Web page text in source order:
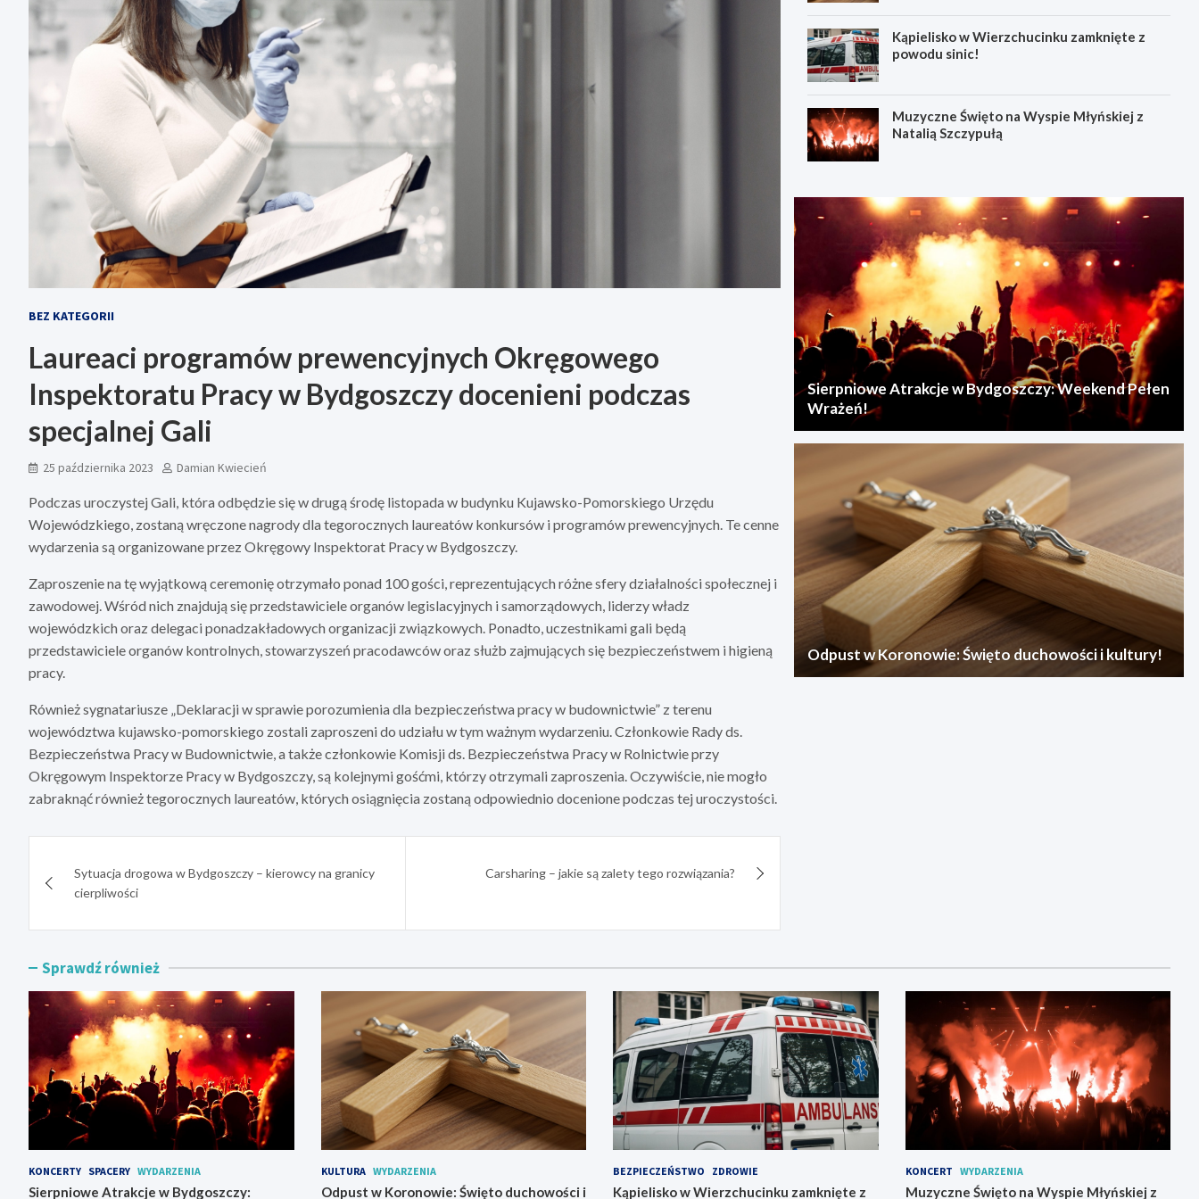
BEZ KATEGORII
Laureaci programów prewencyjnych Okręgowego
Inspektoratu Pracy w Bydgoszczy docenieni podczas
specjalnej Gali
25 października 2023 Damian Kwiecień
Podczas uroczystej Gali, która odbędzie się w drugą środę listopada w budynku Kujawsko-Pomorskiego Urzędu
Wojewódzkiego, zostaną wręczone nagrody dla tegorocznych laureatów konkursów i programów prewencyjnych. Te cenne
wydarzenia są organizowane przez Okręgowy Inspektorat Pracy w Bydgoszczy.
Zaproszenie na tę wyjątkową ceremonię otrzymało ponad 100 gości, reprezentujących różne sfery działalności społecznej i
zawodowej. Wśród nich znajdują się przedstawiciele organów legislacyjnych i samorządowych, liderzy władz
wojewódzkich oraz delegaci ponadzakładowych organizacji związkowych. Ponadto, uczestnikami gali będą
przedstawiciele organów kontrolnych, stowarzyszeń pracodawców oraz służb zajmujących się bezpieczeństwem i higieną
pracy.
Również sygnatariusze „Deklaracji w sprawie porozumienia dla bezpieczeństwa pracy w budownictwie” z terenu
województwa kujawsko-pomorskiego zostali zaproszeni do udziału w tym ważnym wydarzeniu. Członkowie Rady ds.
Bezpieczeństwa Pracy w Budownictwie, a także członkowie Komisji ds. Bezpieczeństwa Pracy w Rolnictwie przy
Okręgowym Inspektorze Pracy w Bydgoszczy, są kolejnymi gośćmi, którzy otrzymali zaproszenia. Oczywiście, nie mogło
zabraknąć również tegorocznych laureatów, których osiągnięcia zostaną odpowiednio docenione podczas tej uroczystości.
wpisuSytuacja drogowa w Bydgoszczy – kierowcy na granicy
cierpliwości
Carsharing – jakie są zalety tego rozwiązania?
Kąpielisko w Wierzchucinku zamknięte z
powodu sinic!
Muzyczne Święto na Wyspie Młyńskiej z
Natalią Szczypułą
Sierpniowe Atrakcje w Bydgoszczy: Weekend Pełen
Wrażeń!
Odpust w Koronowie: Święto duchowości i kultury!
Sprawdź również
KONCERTY SPACERY WYDARZENIA
Sierpniowe Atrakcje w Bydgoszczy:
KULTURA WYDARZENIA
Odpust w Koronowie: Święto duchowości i
BEZPIECZEŃSTWO ZDROWIE
Kąpielisko w Wierzchucinku zamknięte z
KONCERT WYDARZENIA
Muzyczne Święto na Wyspie Młyńskiej z